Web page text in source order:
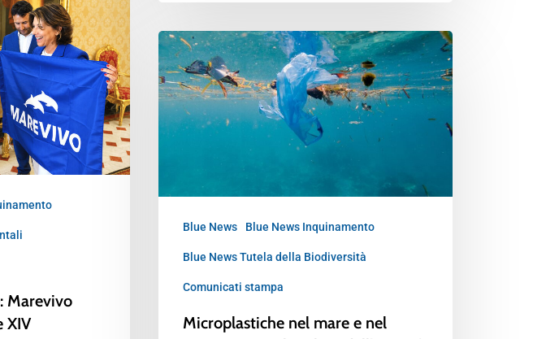
Marevivo
XIV
Blue News Blue News Inquinamento
Blue News Tutela della Biodiversità
Comunicati stampa
Microplastiche nel mare e nel